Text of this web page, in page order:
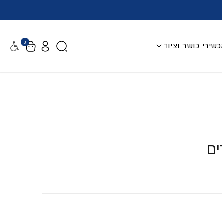
כושר וציוד 0 נגישות